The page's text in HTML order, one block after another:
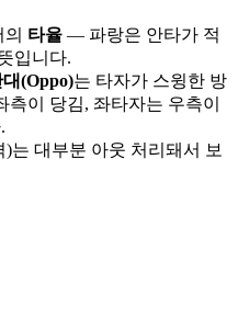
타율 — 파랑은 안타가 적
입니다.
대(Oppo)는 타자가 스윙한 방
이 당김, 좌타자는 우측이
)는 대부분 아웃 처리돼서 보